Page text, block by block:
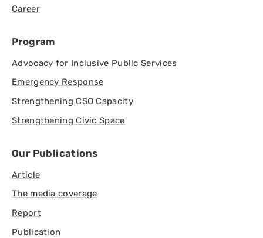
Career
Program
Advocacy for Inclusive Public Services
Emergency Response
Strengthening CSO Capacity
Strengthening Civic Space
Our Publications
Article
The media coverage
Report
Publication